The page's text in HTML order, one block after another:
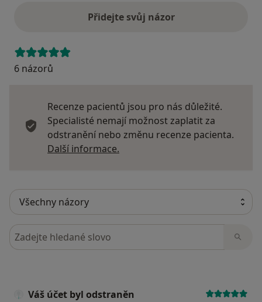
Přidejte svůj názor
6 názorů
Recenze pacientů jsou pro nás důležité.
Specialisté nemají možnost zaplatit za
odstranění nebo změnu recenze pacienta.
Další informace.
Hledejte v názorech
Váš účet byl odstraněn